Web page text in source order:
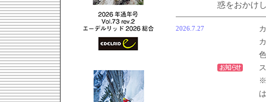
惑をおかけ
2026.7.27
※